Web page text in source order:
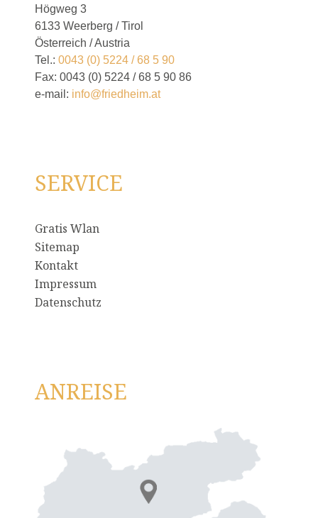
Högweg 3
6133 Weerberg / Tirol
Österreich / Austria
Tel.: 0043 (0) 5224 / 68 5 90
Fax: 0043 (0) 5224 / 68 5 90 86
e-mail: info@friedheim.at
SERVICE
Gratis Wlan
Sitemap
Kontakt
Impressum
Datenschutz
ANREISE